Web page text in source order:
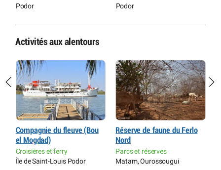
Podor
Podor
Activités aux alentours
Compagnie du fleuve (Bou
el Mogdad)
Croisières et ferry
Île de Saint-Louis Podor
Réserve de faune du Ferlo
Nord
Parcs et réserves
Matam, Ourossougui